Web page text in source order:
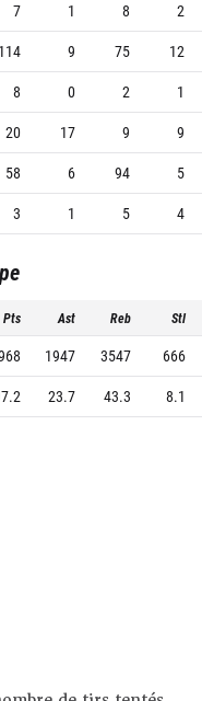
7 1 8
2
114 9 75
12
8 0 2
1
20 17 9
9
58 6 94
5
3 1 5 4
Pts Ast Reb Stl
1947 3547
666
23.7 43.3 8.1